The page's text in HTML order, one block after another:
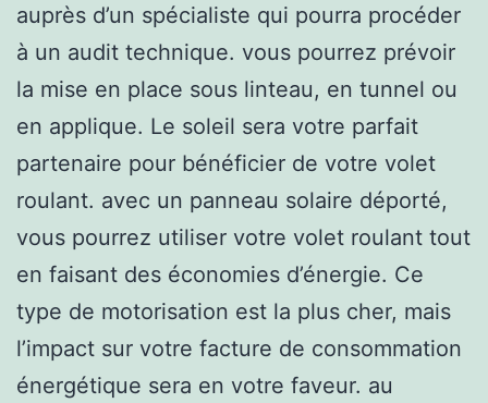
auprès d’un spécialiste qui pourra procéder
à un audit technique. vous pourrez prévoir
la mise en place sous linteau, en tunnel ou
en applique. Le soleil sera votre parfait
partenaire pour bénéficier de votre volet
roulant. avec un panneau solaire déporté,
vous pourrez utiliser votre volet roulant tout
en faisant des économies d’énergie. Ce
type de motorisation est la plus cher, mais
l’impact sur votre facture de consommation
énergétique sera en votre faveur. au